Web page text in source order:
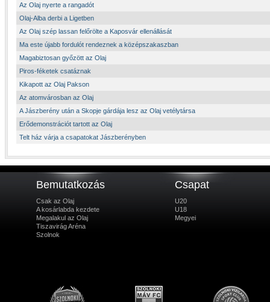
Az Olaj nyerte a rangadót
Olaj-Alba derbi a Ligetben
Az Olaj szép lassan felőrölte a Kaposvár ellenállását
Ma este újabb fordulót rendeznek a középszakaszban
Magabiztosan győzött az Olaj
Piros-féketek csatáznak
Kikapott az Olaj Pakson
Az atomvárosban az Olaj
A Jászberény után a Skopje gárdája lesz az Olaj vetélytársa
Erődemonstrációt tartott az Olaj
Telt ház várja a csapatokat Jászberényben
Bemutatkozás
Csak az Olaj
A kosárlabda kezdete
Megalakul az Olaj
Tiszavirág Aréna
Szolnok
Csapat
U20
U18
Megyei